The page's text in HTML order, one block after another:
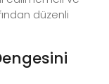
düzenli